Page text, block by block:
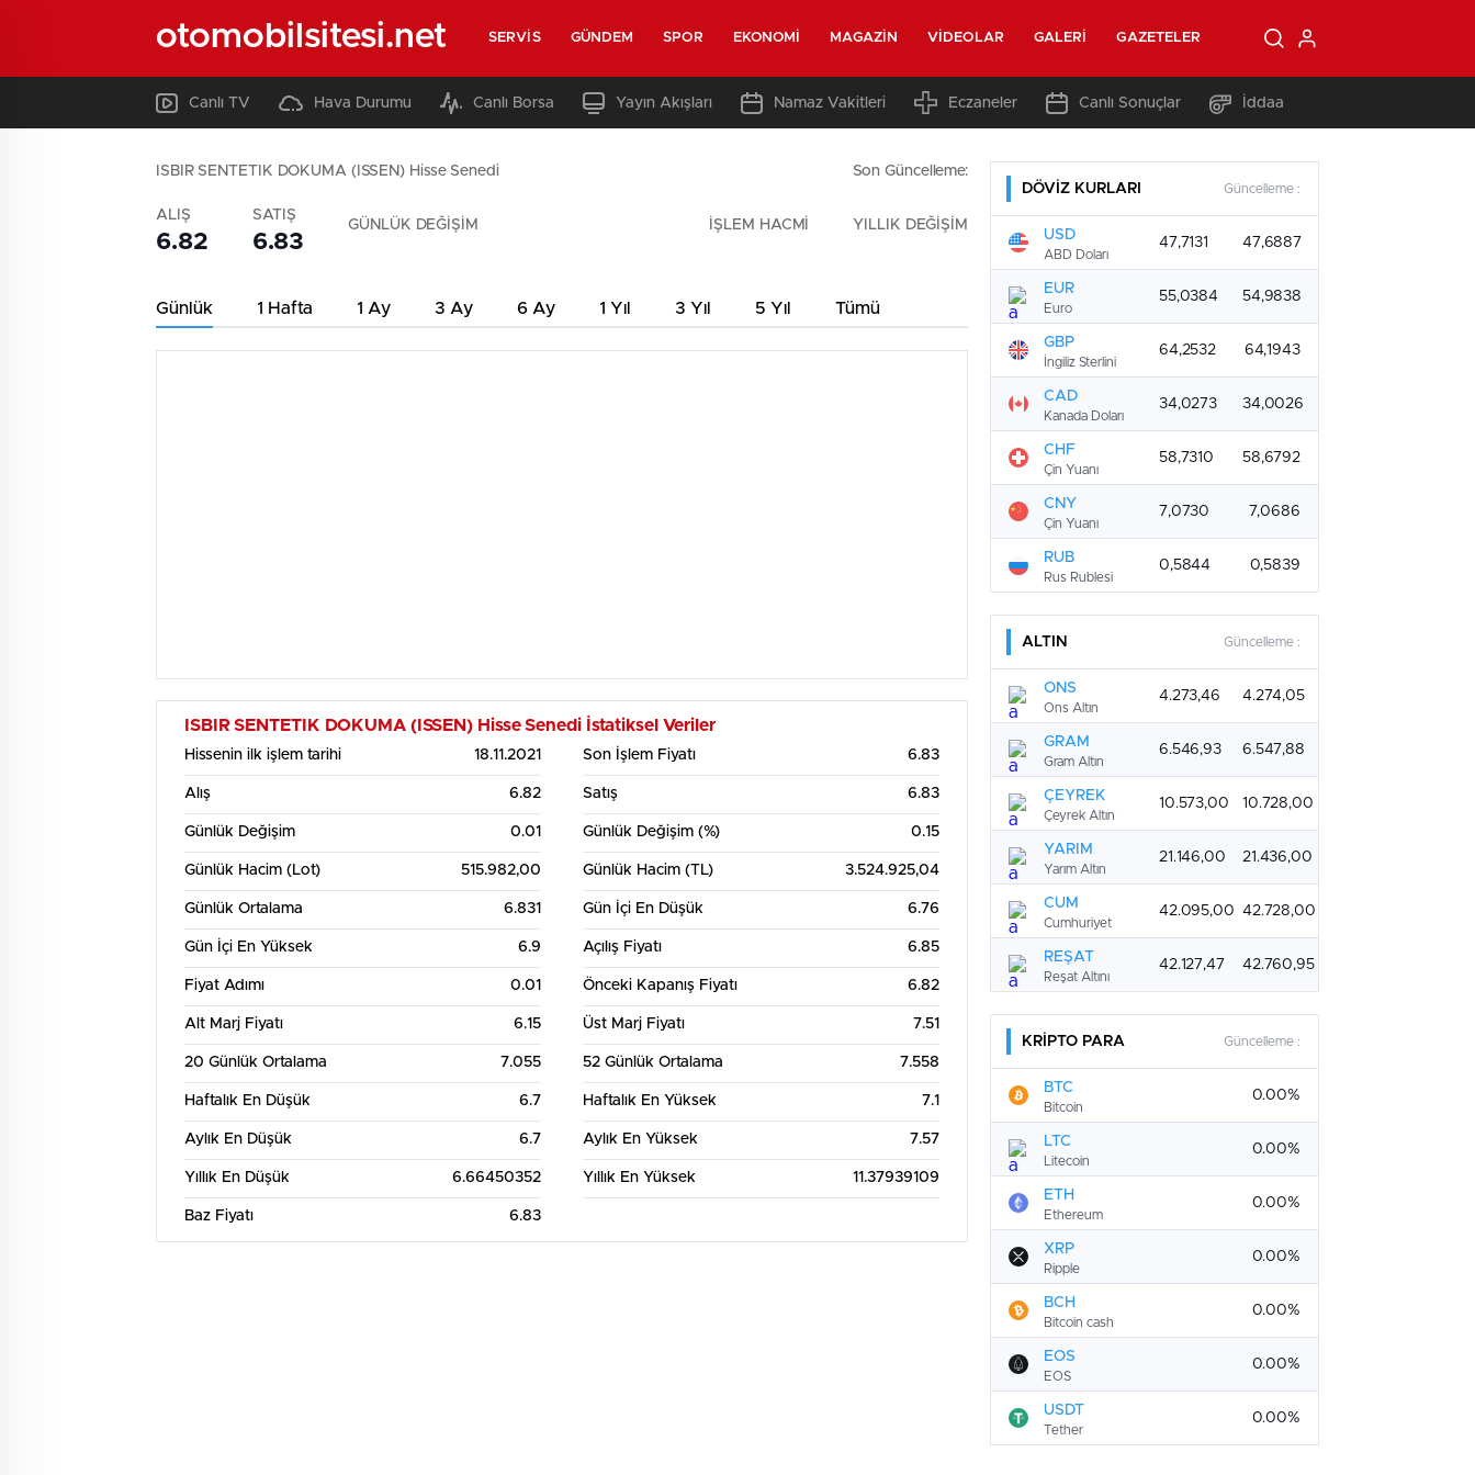
otomobilsitesi.net SERVIS GÜNDEM SPOR EKONOMI MAGAZIN VIDEOLAR GALERI GAZETELER
Canlı TV Hava Durumu Canlı Borsa Yayın Akışları Namaz Vakitleri Eczaneler Canlı Sonuçlar İddaa
ISBIR SENTETIK DOKUMA (ISSEN) Hisse Senedi Son Güncelleme:
ALIŞ
6.82
SATIŞ
6.83
GÜNLÜK DEĞİŞİM İŞLEM HACMİ YILLIK DEĞİŞİM
Günlük 1 Hafta 1 Ay 3 Ay 6 Ay 1 Yıl 3 Yıl 5 Yıl Tümü
ISBIR SENTETIK DOKUMA (ISSEN) Hisse Senedi İstatiksel Veriler
Hissenin ilk işlem tarihi 18.11.2021 Son İşlem Fiyatı 6.83
Alış 6.82 Satış 6.83
Günlük Değişim 0.01 Günlük Değişim (%) 0.15
Günlük Hacim (Lot) 515.982,00 Günlük Hacim (TL) 3.524.925,04
Günlük Ortalama 6.831 Gün İçi En Düşük 6.76
Gün İçi En Yüksek 6.9 Açılış Fiyatı 6.85
Fiyat Adımı 0.01 Önceki Kapanış Fiyatı 6.82
Alt Marj Fiyatı 6.15 Üst Marj Fiyatı 7.51
20 Günlük Ortalama 7.055 52 Günlük Ortalama 7.558
Haftalık En Düşük 6.7 Haftalık En Yüksek 7.1
Aylık En Düşük 6.7 Aylık En Yüksek 7.57
Yıllık En Düşük 6.66450352 Yıllık En Yüksek 11.37939109
Baz Fiyatı 6.83
DÖVİZ KURLARI Güncelleme :
USD
ABD Doları
47,7131 47,6887
EUR
Euro
55,0384 54,9838
GBP
İngiliz Sterlini
64,2532 64,1943
CAD
Kanada Doları
34,0273 34,0026
CHF
Çin Yuanı
58,7310 58,6792
CNY
Çin Yuanı
7,0730 7,0686
RUB
Rus Rublesi
0,5844 0,5839
ALTIN Güncelleme :
ONS
Ons Altın
4.273,46 4.274,05
GRAM
Gram Altın
6.546,93 6.547,88
ÇEYREK
Çeyrek Altın
10.573,00 10.728,00
YARIM
Yarım Altın
21.146,00 21.436,00
CUM
Cumhuriyet
42.095,00 42.728,00
REŞAT
Reşat Altını
42.127,47 42.760,95
KRİPTO PARA Güncelleme :
BTC
Bitcoin
0.00%
LTC
Litecoin
0.00%
ETH
Ethereum
0.00%
XRP
Ripple
0.00%
BCH
Bitcoin cash
0.00%
EOS
EOS
0.00%
USDT
Tether
0.00%